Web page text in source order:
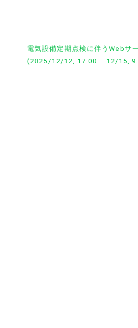
電気設備定期点検に伴うWebサ
(2025/12/12, 17:00 – 12/15,